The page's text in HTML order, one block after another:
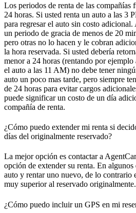
Los periodos de renta de las compañías
24 horas. Si usted renta un auto a las 3
para regresar el auto sin costo
un periodo de gracia de menos de 20
pero otras no lo hacen y le cobran
la hora reservada. Si usted debería
menor a 24 horas (rentando por
el auto a las 11 AM) no debe tener
auto un poco mas tarde, pero siempre
de 24 horas para evitar cargos
puede significar un costo de un día
compañía de renta.
¿Cómo puedo extender mi renta si
días del originalmente reservado?
La mejor opción es contactar a
opción de extender su renta. En algunos
auto y rentar uno nuevo, de lo contrario
muy superior al reservado originalmente.
¿Cómo puedo incluir un GPS en mi